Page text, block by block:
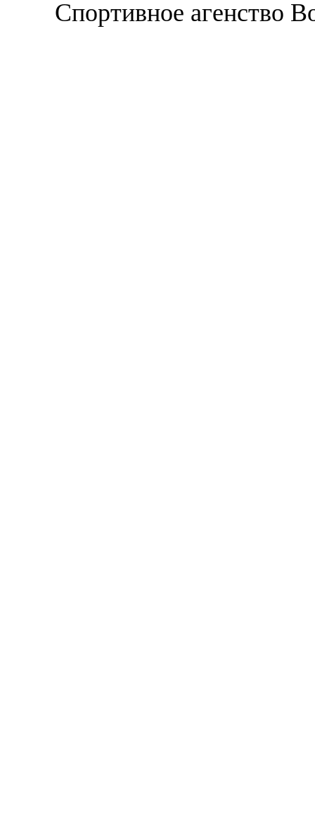
Спортивное агенство